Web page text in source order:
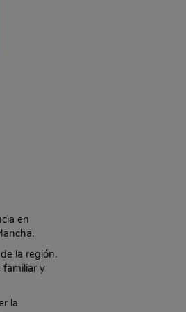
en
la región.
familiar y
la